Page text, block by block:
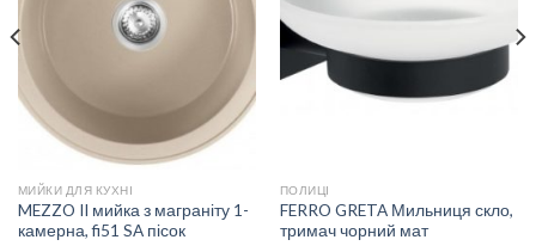
МИЙКИ ДЛЯ КУХНІ
MEZZO II мийка з маграніту 1-
камерна, fi51 SA пісок
ДО
БАЖАНЬ
ПОЛИЦІ
FERRO GRETA Мильниця скло,
тримач чорний мат